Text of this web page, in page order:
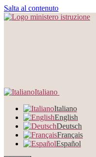
Salta al contenuto
Italiano
Italiano
English
Deutsch
Français
Español